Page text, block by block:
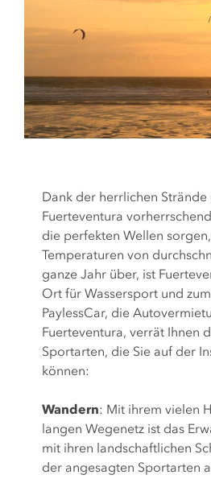
Dank der herrlichen
Fuerteventura
die perfekten Wellen
Temperaturen von
ganze Jahr über, ist
Ort für Wassersport und
PaylessCar, die
Fuerteventura, verrät Ihnen
Sportarten, die Sie auf der
können:
Wandern: Mit ihrem vielen
langen Wegenetz ist das
mit ihren landschaftlichen
der angesagten Sportarten